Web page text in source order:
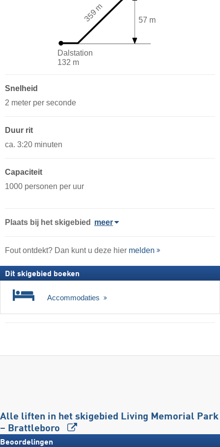
Dalstation
132 m
57 m
359 m
Snelheid
2 meter per seconde
Duur rit
ca. 3:20 minuten
Capaciteit
1000 personen per uur
Plaats bij het skigebied meer
Fout ontdekt? Dan kunt u deze hier melden
Dit skigebied boeken
Accommodaties
Alle liften in het skigebied Living Memorial Park
– Brattleboro
Beoordelingen